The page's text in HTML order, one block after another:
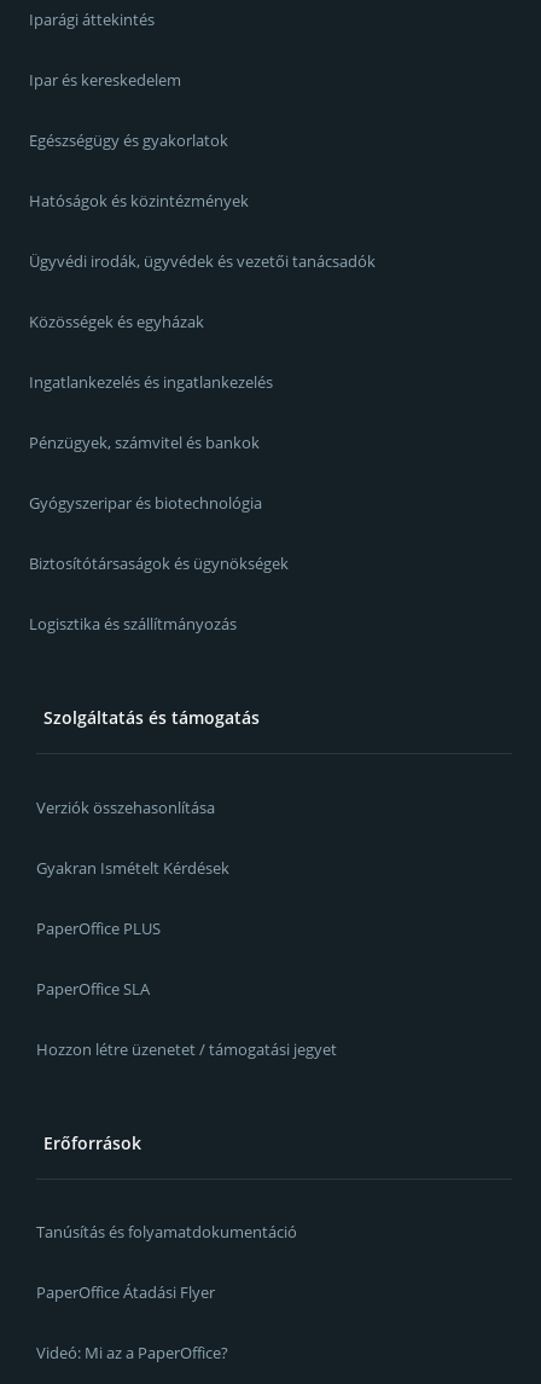
Iparági áttekintés
Ipar és kereskedelem
Egészségügy és gyakorlatok
Hatóságok és közintézmények
Ügyvédi irodák, ügyvédek és vezetői tanácsadók
Közösségek és egyházak
Ingatlankezelés és ingatlankezelés
Pénzügyek, számvitel és bankok
Gyógyszeripar és biotechnológia
Biztosítótársaságok és ügynökségek
Logisztika és szállítmányozás
Szolgáltatás és támogatás
Verziók összehasonlítása
Gyakran Ismételt Kérdések
PaperOffice PLUS
PaperOffice SLA
Hozzon létre üzenetet / támogatási jegyet
Erőforrások
Tanúsítás és folyamatdokumentáció
PaperOffice Átadási Flyer
Videó: Mi az a PaperOffice?